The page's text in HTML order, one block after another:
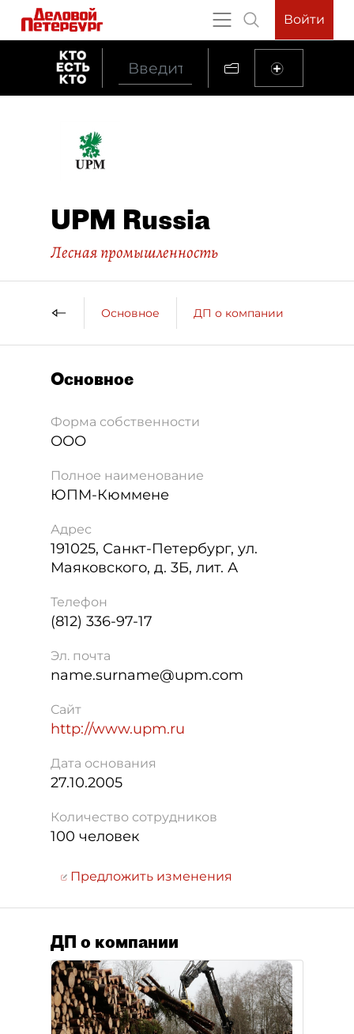
Войти
UPM Russia
Лесная промышленность
Основное ДП о компании
Основное
Форма собственности
ООО
Полное наименование
ЮПМ-Кюммене
Адрес
191025, Санкт-Петербург, ул.
Маяковского, д. 3Б, лит. А
Телефон
(812) 336-97-17
Эл. почта
name.surname@upm.com
Сайт
http://www.upm.ru
Дата основания
27.10.2005
Количество сотрудников
100 человек
Предложить изменения
ДП о компании